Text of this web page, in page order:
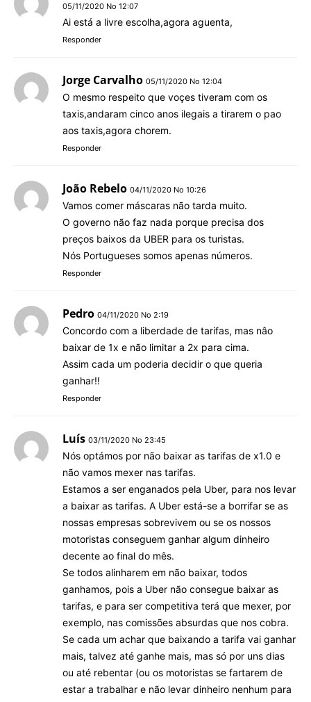
05/11/2020 No 12:07
Ai está a livre escolha,agora aguenta,
Responder
Jorge Carvalho 05/11/2020 No 12:04
O mesmo respeito que voçes tiveram com os
taxis,andaram cinco anos ilegais a tirarem o pao
aos taxis,agora chorem.
Responder
João Rebelo 04/11/2020 No 10:26
Vamos comer máscaras não tarda muito.
O governo não faz nada porque precisa dos
preços baixos da UBER para os turistas.
Nós Portugueses somos apenas números.
Responder
Pedro 04/11/2020 No 2:19
Concordo com a liberdade de tarifas, mas nâo
baixar de 1x e não limitar a 2x para cima.
Assim cada um poderia decidir o que queria
ganhar!!
Responder
Luís 03/11/2020 No 23:45
Nós optámos por não baixar as tarifas de x1.0 e
não vamos mexer nas tarifas.
Estamos a ser enganados pela Uber, para nos levar
a baixar as tarifas. A Uber está-se a borrifar se as
nossas empresas sobrevivem ou se os nossos
motoristas conseguem ganhar algum dinheiro
decente ao final do mês.
Se todos alinharem em não baixar, todos
ganhamos, pois a Uber não consegue baixar as
tarifas, e para ser competitiva terá que mexer, por
exemplo, nas comissões absurdas que nos cobra.
Se cada um achar que baixando a tarifa vai ganhar
mais, talvez até ganhe mais, mas só por uns dias
ou até rebentar (ou os motoristas se fartarem de
estar a trabalhar e não levar dinheiro nenhum para